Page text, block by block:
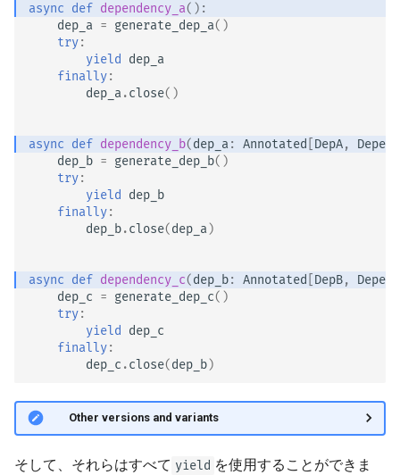
async def dependency_a():
dep_a = generate_dep_a()
try:
yield dep_a
finally:
dep_a .close()
async def dependency_b(dep_a : Annotated DepA,
dep_b = generate_dep_b()
try:
yield dep_b
finally:
dep_b.close(dep_a )
async def dependency_c(dep_b: Annotated DepB,
dep_c = generate_dep_c()
try:
yield dep_c
finally:
dep_c .close(dep_b)
🤓 Other versions and variants
そして、それらはすべて yield を使用することができま